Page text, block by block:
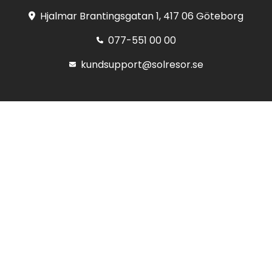
Hjalmar Brantingsgatan 1, 417 06 Göteborg
077-551 00 00
kundsupport@solresor.se